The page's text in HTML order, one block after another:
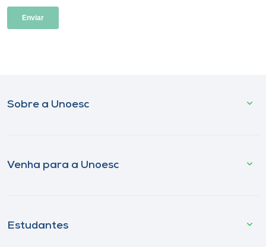
Sobre a Unoesc
Venha para a Unoesc
Estudantes